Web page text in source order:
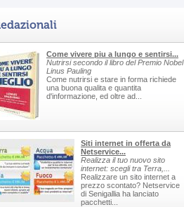
Come vivere piu a lungo e sentirsi...
Nutrirsi secondo il libro del Premio Nobel
Linus Pauling
Come nutrirsi e stare in forma richiede
una buona qualita e quantita
d'informazione, ed oltre ad...
Siti internet in offerta da
Netservice...
Realizza il tuo nuovo sito
internet: scegli tra Terra,...
Realizzare un sito internet a
prezzo scontato? Netservice
di Senigallia ha lanciato
pacchetti...